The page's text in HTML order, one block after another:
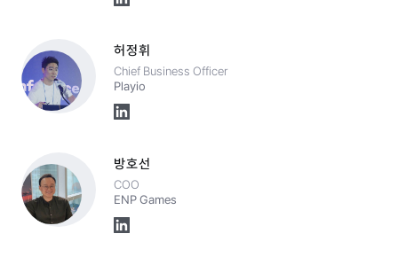
허정휘
Chief Business Officer
Playio
방호선
COO
ENP Games